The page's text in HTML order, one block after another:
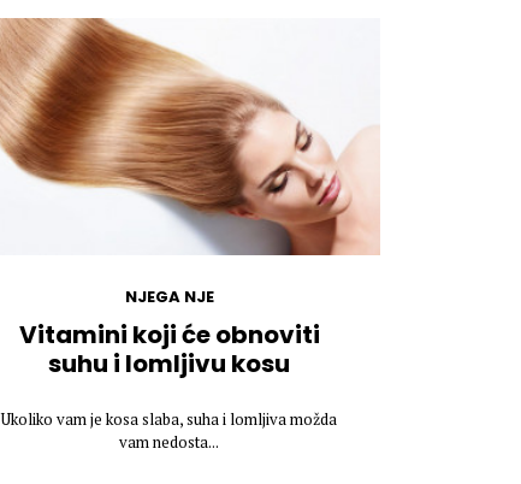
NJEGA NJE
Vitamini koji će obnoviti
suhu i lomljivu kosu
Ukoliko vam je kosa slaba, suha i lomljiva možda
vam nedosta...